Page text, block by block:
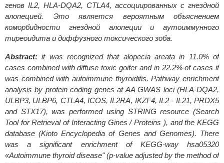
генов IL2, HLA-DQA2, CTLA4, ассоциированных с гнездной
алопецией. Это является вероятным объяснением
коморбидности гнездной алопеции и аутоиммунного
тиреоидита и диффузного токсического зоба.
Abstract:it was recognized that alopecia areata in 11.0% of
cases combined with diffuse toxic goiter and in 22.2% of cases it
was combined with autoimmune thyroiditis. Pathway enrichment
analysis by protein coding genes at AA GWAS loci (HLA-DQA2,
ULBP3, ULBP6, CTLA4, ICOS, IL2RA, IKZF4, IL2 - IL21, PRDX5
and STX17), was performed using STRING resource (Search
Tool for Retrieval of Interacting Gines / Proteins ), and the KEGG
database (Kioto Encyclopedia of Genes and Genomes). There
was a significant enrichment of KEGG-way hsa05320
«Autoimmune thyroid disease" (p-value adjusted by the method of